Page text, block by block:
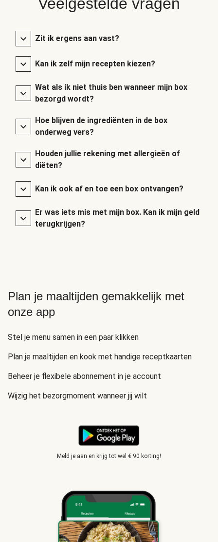
Zit ik ergens aan vast?
Kan ik zelf mijn recepten kiezen?
Wat als ik niet thuis ben wanneer mijn box
bezorgd wordt?
Hoe blijven de ingrediënten in de box
onderweg vers?
Houden jullie rekening met allergieën of
diëten?
Kan ik ook af en toe een box ontvangen?
Er was iets mis met mijn box. Kan ik mijn geld
terugkrijgen?
Plan je maaltijden gemakkelijk met
onze app
Stel je menu samen in een paar klikken
Plan je maaltijden en kook met handige receptkaarten
Beheer je flexibele abonnement in je account
Wijzig het bezorgmoment wanneer jij wilt
Meld je aan en krijg tot wel € 90 korting!